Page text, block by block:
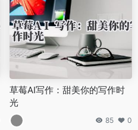
草莓AI写作：甜美你的写作时
光
85 0